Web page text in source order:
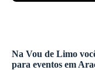
Na Vou de Limo
para eventos em